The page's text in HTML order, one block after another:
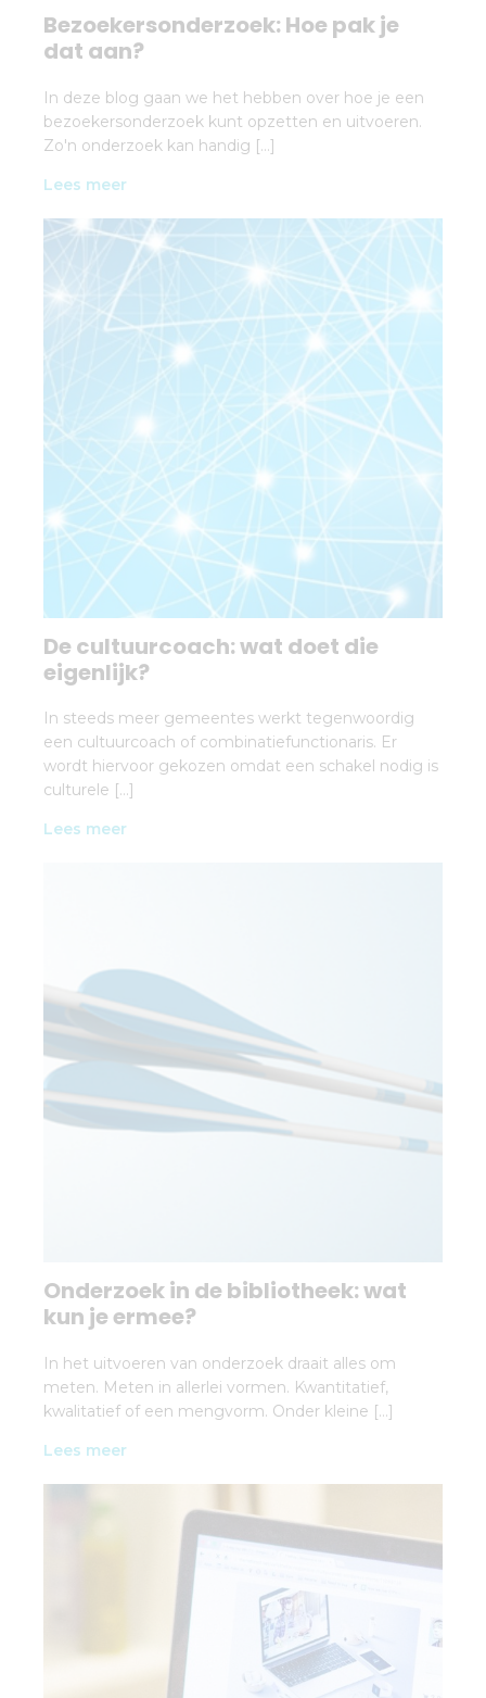
Bezoekersonderzoek: Hoe pak je
dat aan?
In deze blog gaan we het hebben over hoe je een
bezoekersonderzoek kunt opzetten en uitvoeren.
Zo'n onderzoek kan handig […]
Lees meer
De cultuurcoach: wat doet die
eigenlijk?
In steeds meer gemeentes werkt tegenwoordig
een cultuurcoach of combinatiefunctionaris. Er
wordt hiervoor gekozen omdat een schakel nodig is
culturele […]
Lees meer
Onderzoek in de bibliotheek: wat
kun je ermee?
In het uitvoeren van onderzoek draait alles om
meten. Meten in allerlei vormen. Kwantitatief,
kwalitatief of een mengvorm. Onder kleine […]
Lees meer